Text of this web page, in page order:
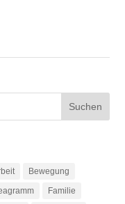
Bewegung
Familie